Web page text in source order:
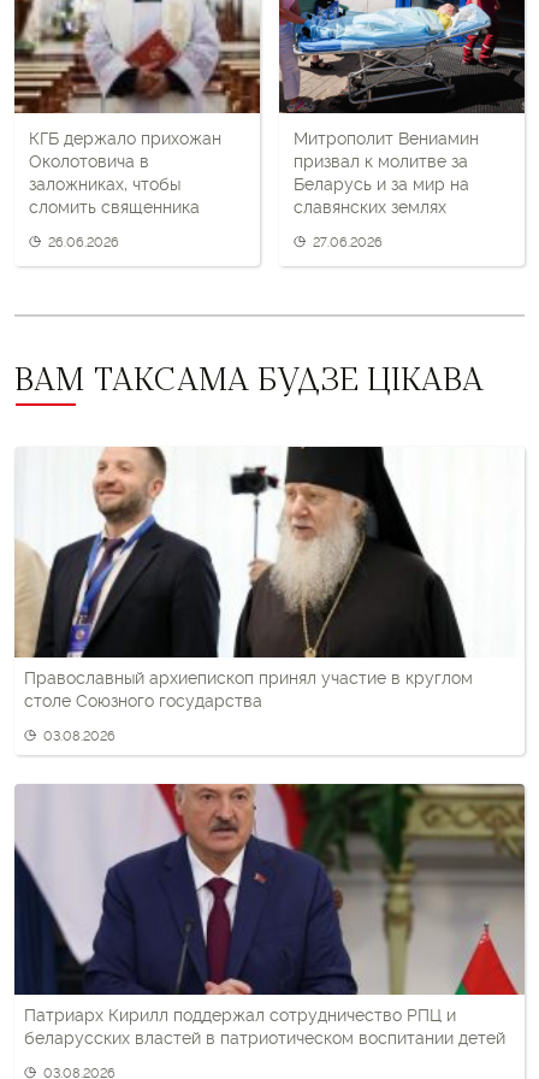
пост
КГБ держало прихожан
Околотовича в
заложниках, чтобы
сломить священника
26.06.2026
Митрополит Вениамин
призвал к молитве за
Беларусь и за мир на
славянских землях
27.06.2026
ВАМ ТАКСАМА БУДЗЕ ЦІКАВА
Православный архиепископ принял участие в круглом
столе Союзного государства
03.08.2026
Патриарх Кирилл поддержал сотрудничество РПЦ и
беларусских властей в патриотическом воспитании детей
03.08.2026